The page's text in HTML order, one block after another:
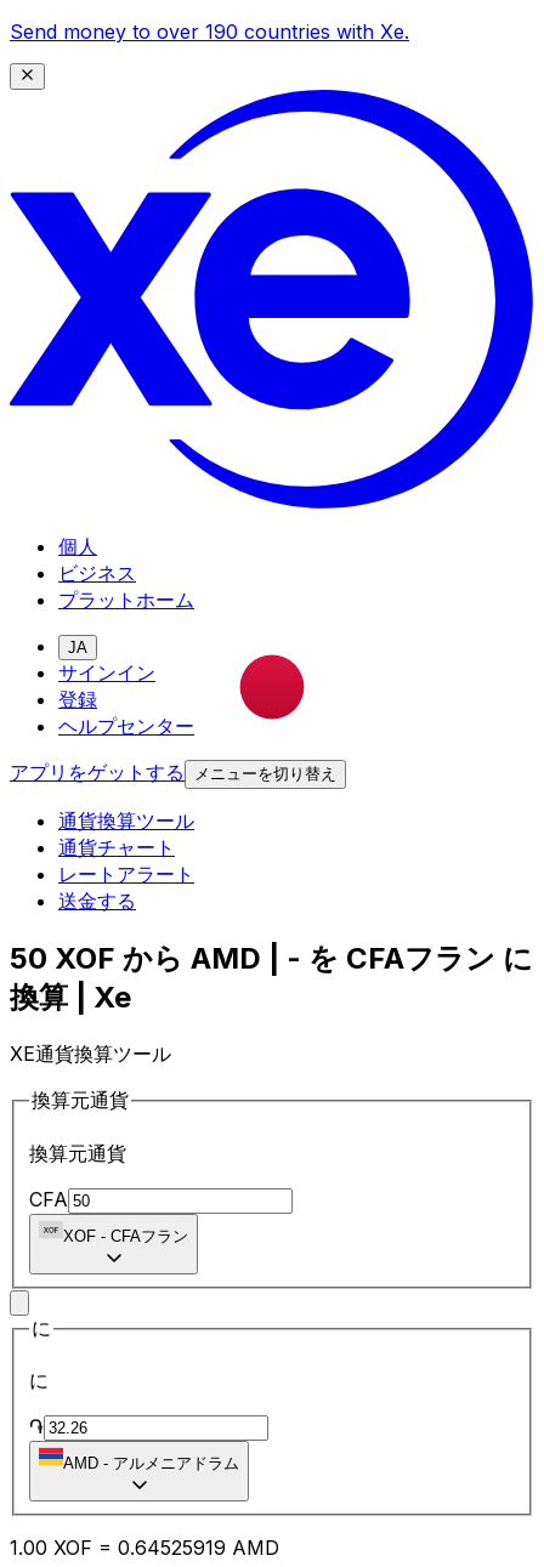
Send money to over 190 countries with Xe.
個人
ビジネス
プラットホーム
JA
サインイン
登録
ヘルプセンター
アプリをゲットする
メニューを切り替え
通貨換算ツール
通貨チャート
レートアラート
送金する
50 XOF から AMD | - を CFAフラン に
換算 | Xe
XE通貨換算ツール
換算元通貨
換算元通貨
CFA
XOF - CFAフラン
に
に
֏
AMD - アルメニアドラム
1.00 XOF = 0.64525919 AMD